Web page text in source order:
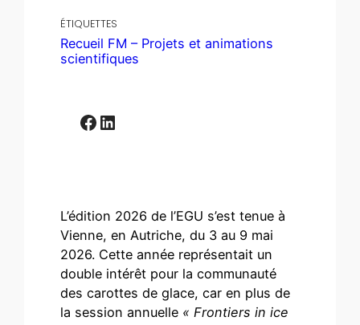
ÉTIQUETTES
Recueil FM – Projets et animations
scientifiques
Facebook LinkedIn
L’édition 2026 de l’EGU s’est tenue à
Vienne, en Autriche, du 3 au 9 mai
2026. Cette année représentait un
double intérêt pour la communauté
des carottes de glace, car en plus de
la session annuelle « Frontiers in ice